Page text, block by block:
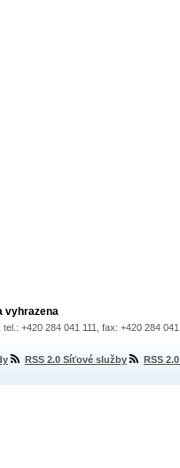
vyhrazena
+420 284 041 111, fax: +420 284
RSS 2.0 Síťové služby RSS